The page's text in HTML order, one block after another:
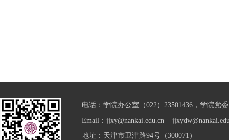
电话：学院办公室（022）23501436，学院党
Email：jjxy@nankai.edu.cn
地址：天津市卫津路94号（300071）